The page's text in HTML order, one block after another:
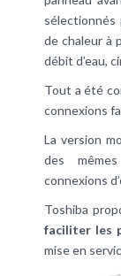
sélectionnés
de chaleur à
débit d’eau,
Tout a été
connexions
La version
des
connexions
Toshiba
faciliter les
mise en